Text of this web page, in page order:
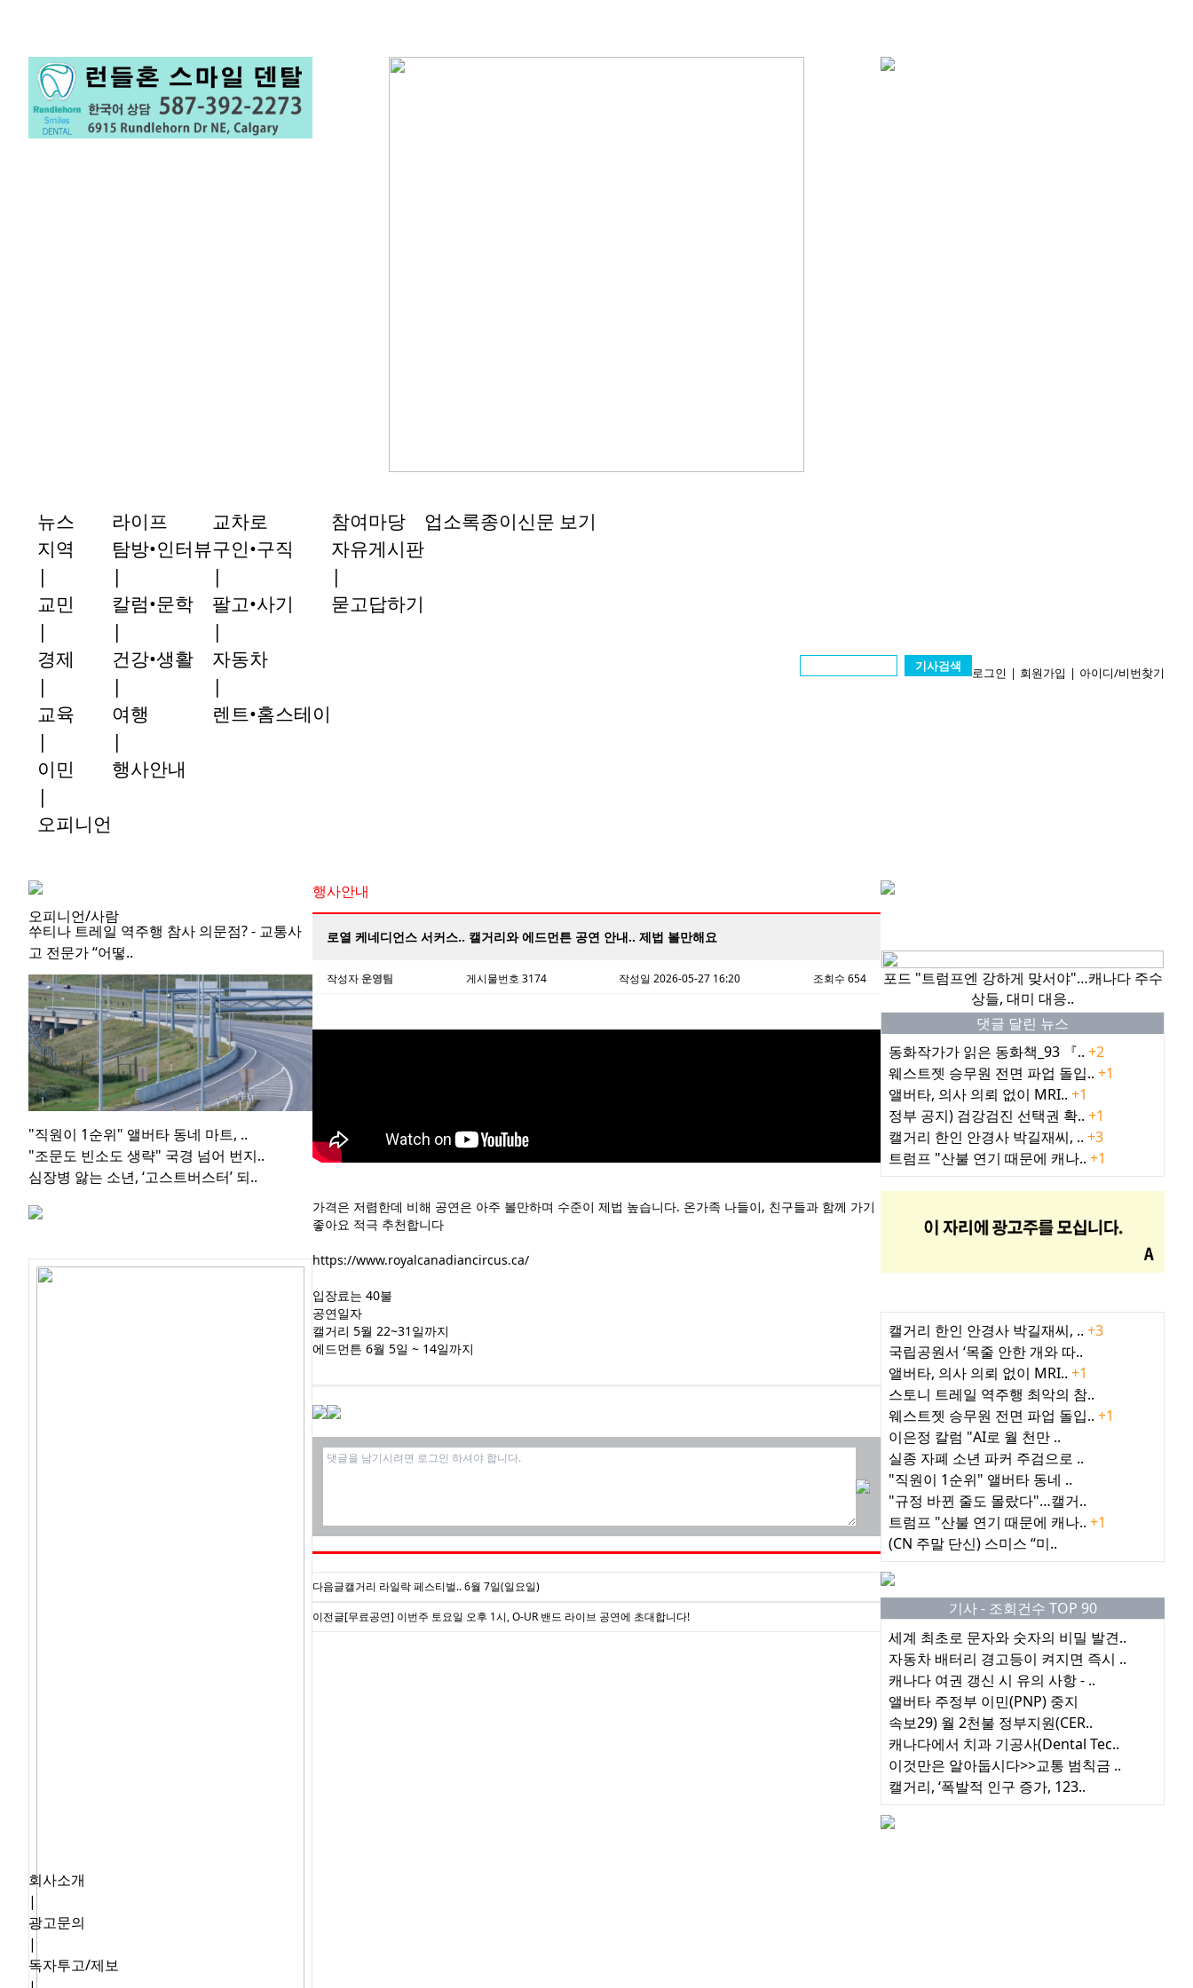
뉴스
지역
|
교민
|
경제
|
교육
|
이민
|
오피니언
라이프
탐방•인터뷰
|
칼럼•문학
|
건강•생활
|
여행
|
행사안내
교차로
구인•구직
|
팔고•사기
|
자동차
|
렌트•홈스테이
참여마당
자유게시판
|
묻고답하기
업소록종이신문 보기
기사검색 로그인 | 회원가입 | 아이디/비번찾기
오피니언/사람
쑤티나 트레일 역주행 참사 의문점? - 교통사
고 전문가 “어떻..
"직원이 1순위" 앨버타 동네 마트, ..
"조문도 빈소도 생략" 국경 넘어 번지..
심장병 앓는 소년, ‘고스트버스터’ 되..
행사안내
로열 케네디언스 서커스.. 캘거리와 에드먼튼 공연 안내.. 제법 볼만해요
작성자 운영팀 게시물번호 3174 작성일 2026-05-27 16:20 조회수 654
가격은 저렴한데 비해 공연은 아주 볼만하며 수준이 제법 높습니다. 온가족 나들이, 친구들과 함께 가기
좋아요 적극 추천합니다
https://www.royalcanadiancircus.ca/
입장료는 40불
공연일자
캘거리 5월 22~31일까지
에드먼튼 6월 5일 ~ 14일까지
다음글캘거리 라일락 페스티벌.. 6월 7일(일요일)
이전글[무료공연] 이번주 토요일 오후 1시, O-UR 밴드 라이브 공연에 초대합니다!
포드 "트럼프엔 강하게 맞서야"…캐나다 주수
상들, 대미 대응..
댓글 달린 뉴스
동화작가가 읽은 동화책_93 『.. +2
웨스트젯 승무원 전면 파업 돌입.. +1
앨버타, 의사 의뢰 없이 MRI.. +1
정부 공지) 검강검진 선택권 확.. +1
캘거리 한인 안경사 박길재씨, .. +3
트럼프 "산불 연기 때문에 캐나.. +1
캘거리 한인 안경사 박길재씨, .. +3
국립공원서 ‘목줄 안한 개와 따..
앨버타, 의사 의뢰 없이 MRI.. +1
스토니 트레일 역주행 최악의 참..
웨스트젯 승무원 전면 파업 돌입.. +1
이은정 칼럼 "AI로 월 천만 ..
실종 자폐 소년 파커 주검으로 ..
"직원이 1순위" 앨버타 동네 ..
"규정 바뀐 줄도 몰랐다"…캘거..
트럼프 "산불 연기 때문에 캐나.. +1
(CN 주말 단신) 스미스 “미..
기사 - 조회건수 TOP 90
세계 최초로 문자와 숫자의 비밀 발견..
자동차 배터리 경고등이 켜지면 즉시 ..
캐나다 여권 갱신 시 유의 사항 - ..
앨버타 주정부 이민(PNP) 중지
속보29) 월 2천불 정부지원(CER..
캐나다에서 치과 기공사(Dental Tec..
이것만은 알아둡시다>>교통 범칙금 ..
캘거리, ‘폭발적 인구 증가, 123..
회사소개
|
광고문의
|
독자투고/제보